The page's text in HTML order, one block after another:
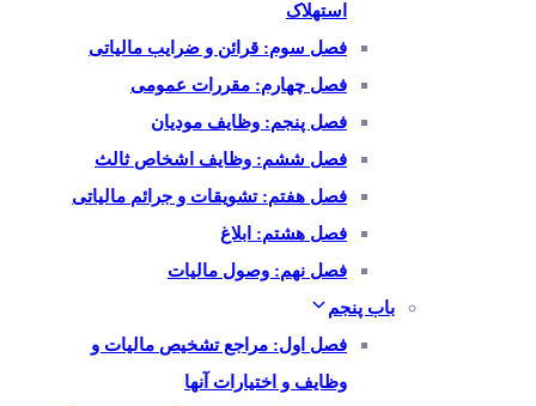
استهلاک
فصل سوم: قرائن و ضرایب مالیاتی
فصل چهارم: مقررات عمومی
فصل پنجم: وظایف مودیان
فصل ششم: وظایف اشخاص ثالث
فصل هفتم: تشویقات و جرائم مالیاتی
فصل هشتم: ابلاغ
فصل نهم: وصول مالیات
باب پنجم
فصل اول: مراجع تشخیص مالیات و
وظایف و اختیارات آنها